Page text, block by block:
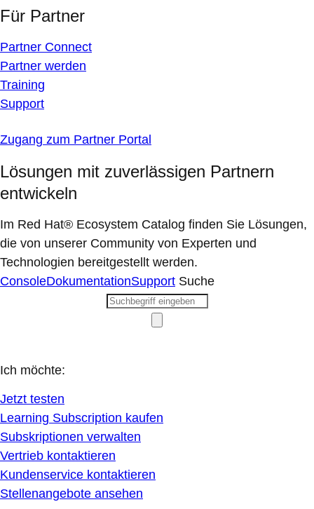
Für Partner
Partner Connect
Partner werden
Training
Support
Zugang zum Partner Portal
Lösungen mit zuverlässigen Partnern
entwickeln
Im Red Hat® Ecosystem Catalog finden Sie Lösungen,
die von unserer Community von Experten und
Technologien bereitgestellt werden.
ConsoleDokumentationSupport Suche
Ich möchte:
Jetzt testen
Learning Subscription kaufen
Subskriptionen verwalten
Vertrieb kontaktieren
Kundenservice kontaktieren
Stellenangebote ansehen